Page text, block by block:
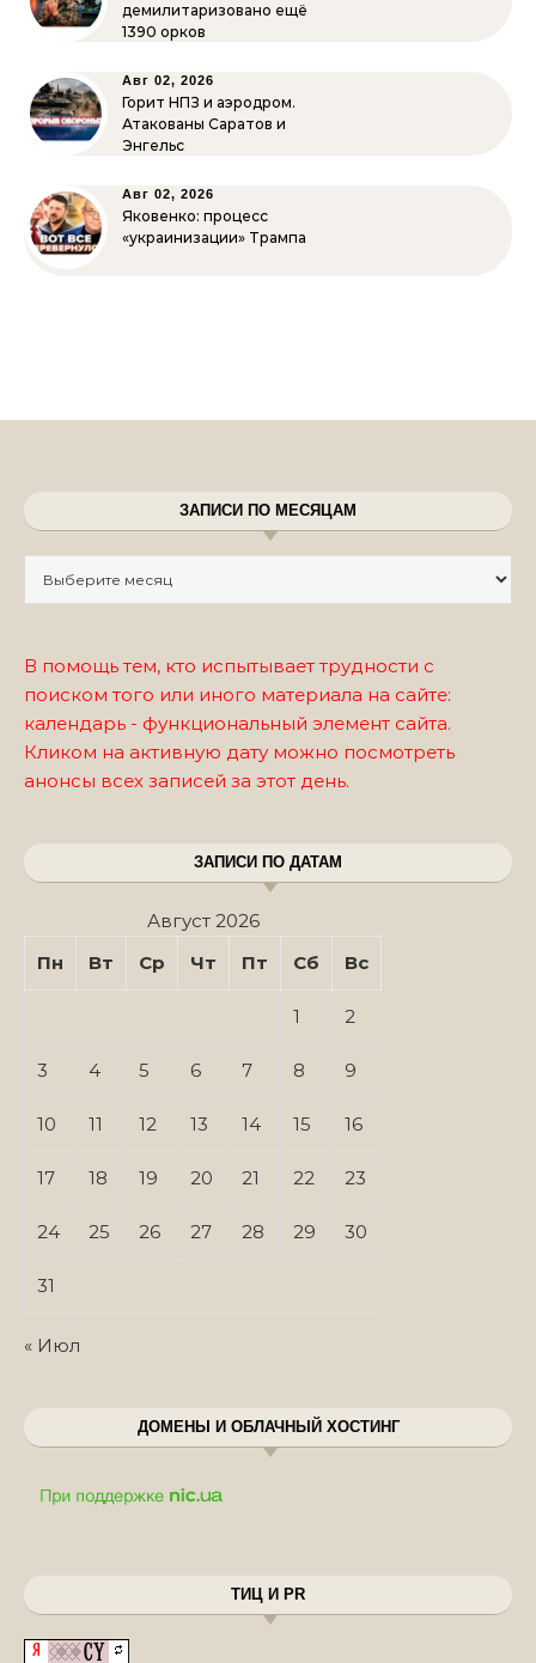
демилитаризовано ещё
1390 орков
Авг 02, 2026
Горит НПЗ и аэродром.
Атакованы Саратов и
Энгельс
Авг 02, 2026
Яковенко: процесс
«украинизации» Трампа
ЗАПИСИ ПО МЕСЯЦАМ
В помощь тем, кто испытывает трудности с
поиском того или иного материала на сайте:
календарь - функциональный элемент сайта.
Кликом на активную дату можно посмотреть
анонсы всех записей за этот день.
ЗАПИСИ ПО ДАТАМ
Август 2026
Пн
Вт Ср Чт Пт Сб Вс
1 2
3 4 5 6 7 8 9
10 11 12 13 14 15 16
17 18 19 20 21 22 23
24 25 26 27 28 29 30
31
« Июл
ДОМЕНЫ И ОБЛАЧНЫЙ ХОСТИНГ
ТИЦ И PR